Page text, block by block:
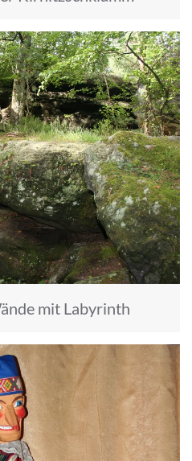
mit Labyrinth